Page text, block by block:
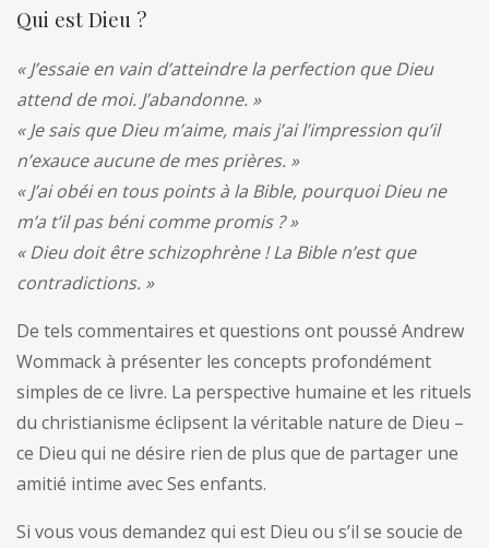
Qui est Dieu ?
« J’essaie en vain d’atteindre la perfection que Dieu
attend de moi. J’abandonne. »
« Je sais que Dieu m’aime, mais j’ai l’impression qu’il
n’exauce aucune de mes prières. »
« J’ai obéi en tous points à la Bible, pourquoi Dieu ne
m’a t’il pas béni comme promis ? »
« Dieu doit être schizophrène ! La Bible n’est que
contradictions. »
De tels commentaires et questions ont poussé Andrew
Wommack à présenter les concepts profondément
simples de ce livre. La perspective humaine et les rituels
du christianisme éclipsent la véritable nature de Dieu –
ce Dieu qui ne désire rien de plus que de partager une
amitié intime avec Ses enfants.
Si vous vous demandez qui est Dieu ou s’il se soucie de